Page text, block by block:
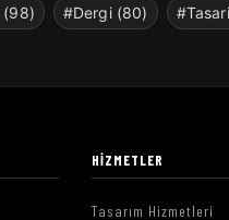
(98) #Dergi (80)
HIZMETLER
Tasarım Hizmetleri